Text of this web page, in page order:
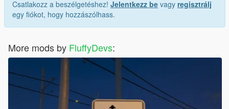
Csatlakozz a beszélgetéshez! Jelentkezz be vagy regisztrálj
egy fiókot, hogy hozzászólhass.
More mods by FluffyDevs: